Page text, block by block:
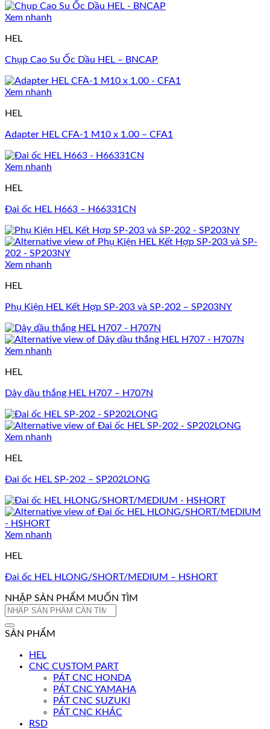
Xem nhanh
HEL
Chụp Cao Su Ốc Dầu HEL – BNCAP
Xem nhanh
HEL
Adapter HEL CFA-1 M10 x 1.00 – CFA1
Xem nhanh
HEL
Đai ốc HEL H663 – H66331CN
Xem nhanh
HEL
Phụ Kiện HEL Kết Hợp SP-203 và SP-202 – SP203NY
Xem nhanh
HEL
Dây dầu thắng HEL H707 – H707N
Xem nhanh
HEL
Đai ốc HEL SP-202 – SP202LONG
Xem nhanh
HEL
Đai ốc HEL HLONG/SHORT/MEDIUM – HSHORT
NHẬP SẢN PHẨM MUỐN TÌM
Tìm
SẢN PHẨM
HEL
CNC CUSTOM PART
PÁT CNC HONDA
PÁT CNC YAMAHA
PÁT CNC SUZUKI
PÁT CNC KHÁC
RSD